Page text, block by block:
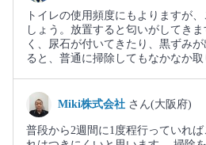
トイレの使用頻度にもよりますが
しょう。放置すると匂いがしてき
く、尿石が付いてきたり、黒ずみ
ると、普通に掃除してもなかなか取
Miki株式会社 さん(大阪府)
普段から2週間に1度程行っていれ